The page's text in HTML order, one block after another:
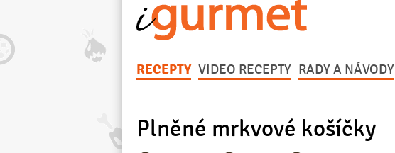
RECEPTY VIDEO RECEPTY RADY A NÁVODY
Plněné mrkvové košíčky